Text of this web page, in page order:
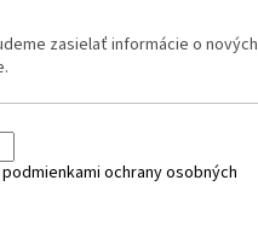
zasielať informácie o nových
podmienkami ochrany osobných